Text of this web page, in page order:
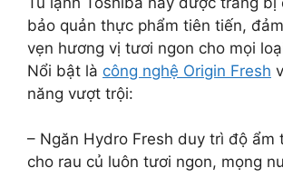
bảo quản thực phẩm tiên tiến,
vẹn hương vị tươi ngon cho mọi
Nổi bật là công nghệ Origin Fresh
năng vượt trội:
– Ngăn Hydro Fresh duy trì độ ẩm
cho rau củ luôn tươi ngon, mọng